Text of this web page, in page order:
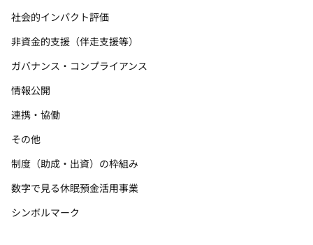
社会的インパクト評価
非資金的支援（伴走支援等）
ガバナンス・コンプライアンス
情報公開
連携・協働
その他
制度（助成・出資）の枠組み
数字で見る休眠預金活用事業
シンボルマーク